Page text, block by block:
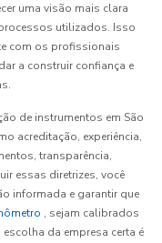
uma visão mais clara
utilizados. Isso
com os profissionais
a construir confiança e
de instrumentos em São
acreditação, experiência,
transparência,
essas diretrizes, você
informada e garantir que
, sejam calibrados
da empresa certa é